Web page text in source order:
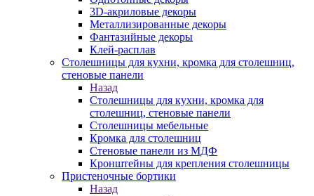
3D-акриловые декоры
Металлизированные декоры
Фантазийные декоры
Клей-расплав
Столешницы для кухни, кромка для столешниц,
стеновые панели
Назад
Столешницы для кухни, кромка для
столешниц, стеновые панели
Столешницы мебельные
Кромка для столешниц
Стеновые панели из МДФ
Кронштейны для крепления столешницы
Пристеночные бортики
Назад